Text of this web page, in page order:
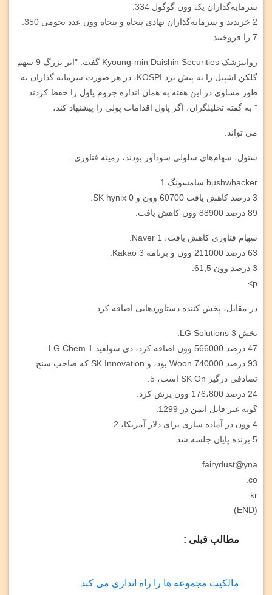
سرمایه‌گذاران یک وون گوگول 334.
2 خریدند و سرمایه‌گذاران نهادی پنجاه و پنجاه وون عدد نجومی 350.
7 را فروختند.
روانپزشک Kyoung-min Daishin Securities گفت: "ابر بزرگ 9 سهم
گلکن اشپیل را به پیش برد KOSPI، در هر صورت سرمایه گذاران به
طور مساوی در این هفته به همان اندازه جروم پاول را حفظ کردند.
" به گفته تحلیلگران، اگر پاول اقدامات پولی را پیشنهاد کند،
می تواند.
سئول، سهام‌های سلولی سودآور بودند، زمینه فناوری.
bushwhacker سامسونگ 1.
3 درصد کاهش یافت 60700 وون و SK hynix 0.
89 درصد 88900 وون کاهش یافت.
سهام فناوری کاهش یافت، Naver 1.
63 درصد 211000 وون و برنامه Kakao 3.
3 درصد وون 61,5.
p>
در مقابل، پخش کننده دستاوردهایی اضافه کرد.
بخش LG Solutions 3.
47 درصد 566000 وون اضافه کرد، دی سولفید LG Chem 1.
93 درصد 740000 Woon بود، و SK Innovation که صاحب سنج
تصادفی درگیر SK On است، 5.
24 درصد 176،800 وون پرش کرد.
گونه غیر قابل ایمن در 1299.
4 وون در آماده سازی برای دلار آمریکا، 2.
5 برنده پایان جلسه شد.
fairydust@yna.
co.
kr
(END)
مطالب قبلی :
مالکیت مجموعه ها را راه اندازی می کند